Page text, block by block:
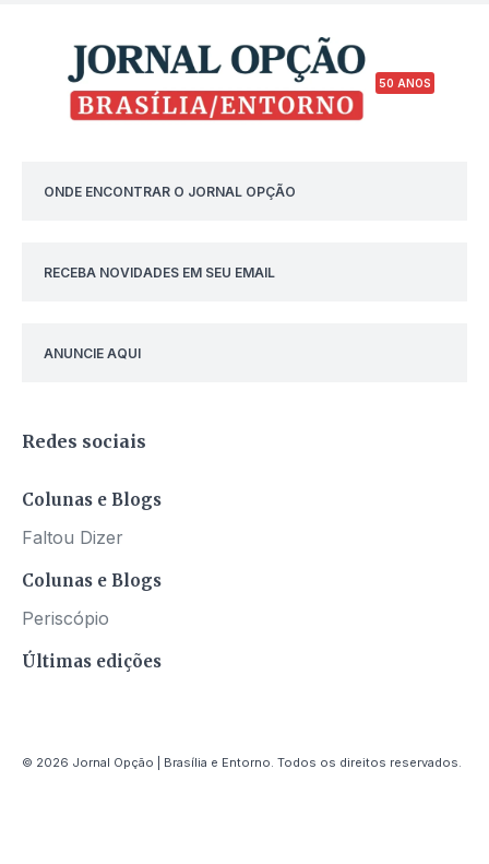
50 ANOS
ONDE ENCONTRAR O JORNAL OPÇÃO
RECEBA NOVIDADES EM SEU EMAIL
ANUNCIE AQUI
Redes sociais
Colunas e Blogs
Faltou Dizer
Colunas e Blogs
Periscópio
Últimas edições
© 2026 Jornal Opção | Brasília e Entorno. Todos os direitos reservados.